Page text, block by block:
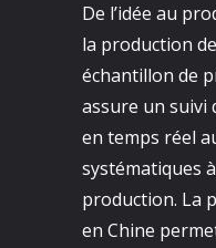
De l’idée au
la production
échantillon de
assure un
en temps réel
systématiques
production. La
en Chine